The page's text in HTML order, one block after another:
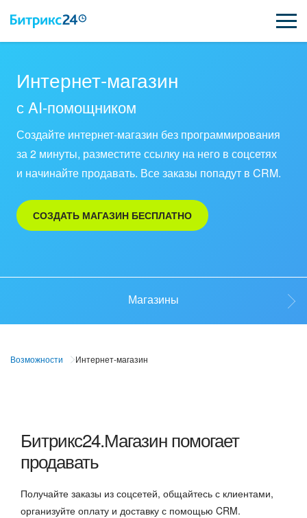
ЦЕНЫ
ИНТЕГРАЦИИ
ВНЕДРЕНИЕ
ПОДДЕРЖКА
ВХОД
Интернет-магазин
с AI-помощником
Создайте интернет-магазин без программирования
за 2 минуты, разместите ссылку на него в соцсетях
и начинайте продавать. Все заказы попадут в CRM.
СОЗДАТЬ МАГАЗИН БЕСПЛАТНО
BitrixGPT
Магазины
Возможности Интернет-магазин
Битрикс24.Магазин помогает
продавать
Получайте заказы из соцсетей, общайтесь с клиентами,
организуйте оплату и доставку с помощью CRM.